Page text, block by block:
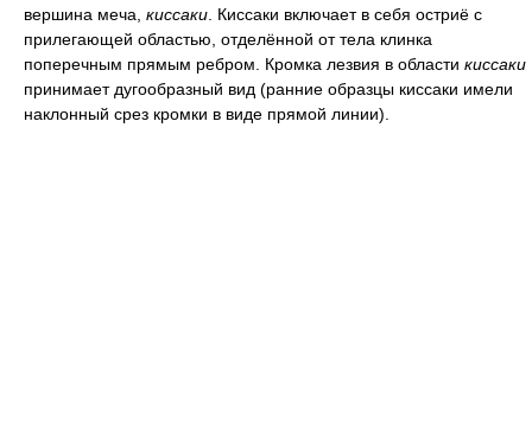
вершина меча, киссаки . Киссаки включает в себя остриё с
прилегающей областью, отделённой от тела клинка
поперечным прямым ребром. Кромка лезвия в области киссаки
принимает дугообразный вид (ранние образцы киссаки имели
наклонный срез кромки в виде прямой линии).